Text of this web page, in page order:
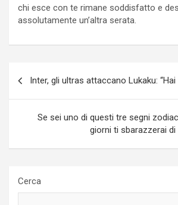
chi esce con te rimane soddisfatto e
assolutamente un’altra serata.
articoli
Inter, gli ultras attaccano Lukaku:
Se sei uno di questi tre segni
giorni ti sbarazzerai
Cerca